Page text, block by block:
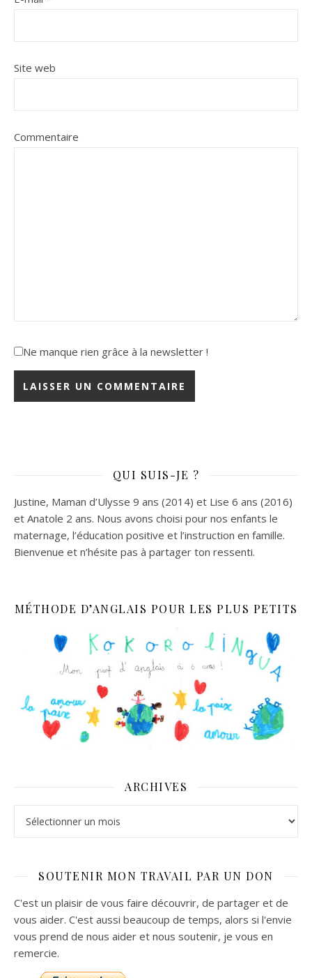
Site web
Commentaire
Ne manque rien grâce à la newsletter !
QUI SUIS-JE ?
Justine, Maman d’Ulysse 9 ans (2014) et Lise 6 ans (2016)
et Anatole 2 ans. Nous avons choisi pour nos enfants le
maternage, l’éducation positive et l’instruction en famille.
Bienvenue et n’hésite pas à partager ton ressenti.
MÉTHODE D’ANGLAIS POUR LES PLUS PETITS
ARCHIVES
SOUTENIR MON TRAVAIL PAR UN DON
C'est un plaisir de vous faire découvrir, de partager et de
vous aider. C'est aussi beaucoup de temps, alors si l'envie
vous prend de nous aider et nous soutenir, je vous en
remercie.